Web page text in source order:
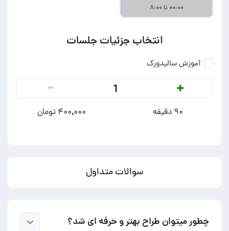
۰۰:۰۰ تا ۸:۰۰
انتخاب جزئیات جلسات
آموزش سالیدورک
+
1
-
۹۰ دقیقه ۴۰۰,۰۰۰ تومان
سوالات متداول
چطور میتوان طراح بهتر و حرفه ای شد؟